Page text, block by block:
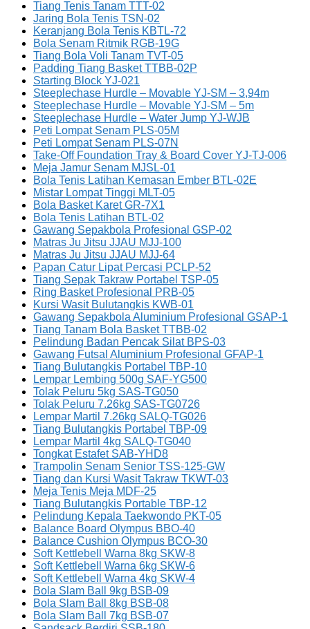
Tiang Tenis Tanam TTT-02
Jaring Bola Tenis TSN-02
Keranjang Bola Tenis KBTL-72
Bola Senam Ritmik RGB-19G
Tiang Bola Voli Tanam TVT-05
Padding Tiang Basket TTBB-02P
Starting Block YJ-021
Steeplechase Hurdle – Movable YJ-SM – 3,94m
Steeplechase Hurdle – Movable YJ-SM – 5m
Steeplechase Hurdle – Water Jump YJ-WJB
Peti Lompat Senam PLS-05M
Peti Lompat Senam PLS-07N
Take-Off Foundation Tray & Board Cover YJ-TJ-006
Meja Jamur Senam MJSL-01
Bola Tenis Latihan Kemasan Ember BTL-02E
Mistar Lompat Tinggi MLT-05
Bola Basket Karet GR-7X1
Bola Tenis Latihan BTL-02
Gawang Sepakbola Profesional GSP-02
Matras Ju Jitsu JJAU MJJ-100
Matras Ju Jitsu JJAU MJJ-64
Papan Catur Lipat Percasi PCLP-52
Tiang Sepak Takraw Portabel TSP-05
Ring Basket Profesional PRB-05
Kursi Wasit Bulutangkis KWB-01
Gawang Sepakbola Aluminium Profesional GSAP-1
Tiang Tanam Bola Basket TTBB-02
Pelindung Badan Pencak Silat BPS-03
Gawang Futsal Aluminium Profesional GFAP-1
Tiang Bulutangkis Portabel TBP-10
Lempar Lembing 500g SAF-YG500
Tolak Peluru 5kg SAS-TG050
Tolak Peluru 7.26kg SAS-TG0726
Lempar Martil 7.26kg SALQ-TG026
Tiang Bulutangkis Portabel TBP-09
Lempar Martil 4kg SALQ-TG040
Tongkat Estafet SAB-YHD8
Trampolin Senam Senior TSS-125-GW
Tiang dan Kursi Wasit Takraw TKWT-03
Meja Tenis Meja MDF-25
Tiang Bulutangkis Portable TBP-12
Pelindung Kepala Taekwondo PKT-05
Balance Board Olympus BBO-40
Balance Cushion Olympus BCO-30
Soft Kettlebell Warna 8kg SKW-8
Soft Kettlebell Warna 6kg SKW-6
Soft Kettlebell Warna 4kg SKW-4
Bola Slam Ball 9kg BSB-09
Bola Slam Ball 8kg BSB-08
Bola Slam Ball 7kg BSB-07